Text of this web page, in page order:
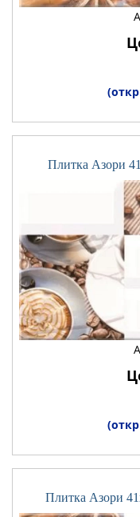
Плитка Азори
Плитка Азори